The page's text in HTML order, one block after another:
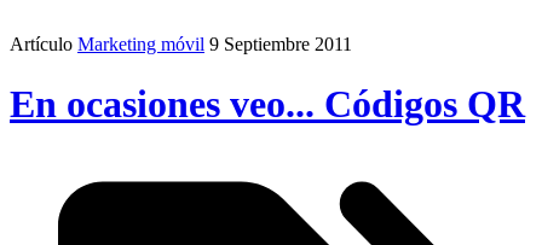
Artículo Marketing móvil 9 Septiembre 2011
En ocasiones veo... Códigos QR